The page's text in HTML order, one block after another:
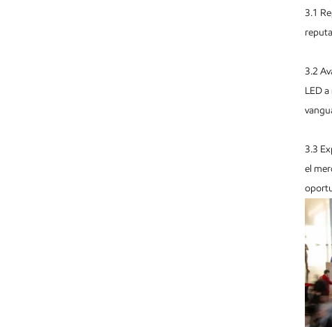
3.1
3.2
LED
3.3
el